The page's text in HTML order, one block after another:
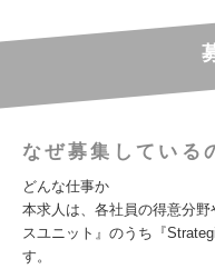
なぜ募集している
どんな仕事か
本求人は、各社員の得意分
スユニット』のうち『
す。